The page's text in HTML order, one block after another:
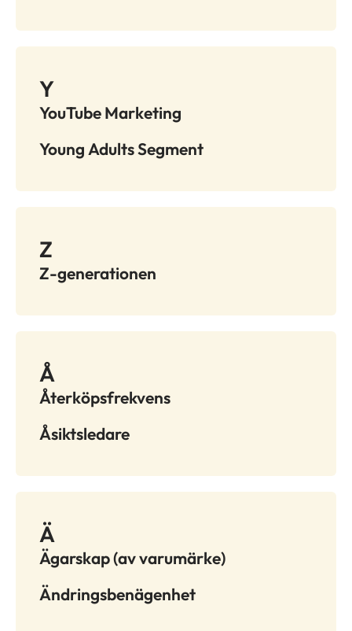
Y
YouTube Marketing
Young Adults Segment
Z
Z-generationen
Å
Återköpsfrekvens
Åsiktsledare
Ä
Ägarskap (av varumärke)
Ändringsbenägenhet